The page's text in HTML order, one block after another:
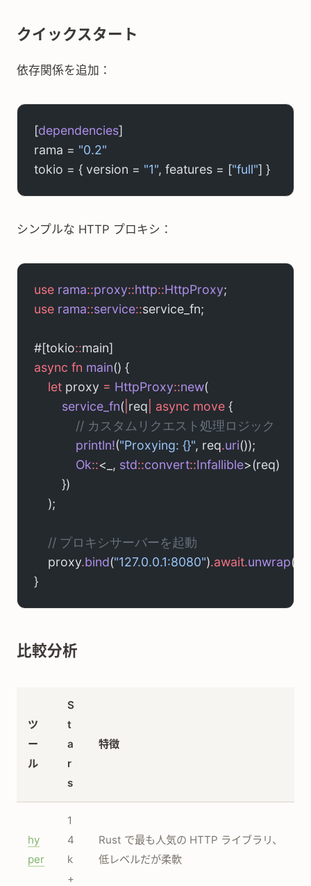
クイックスタート
依存関係を追加：
[dependencies]
rama = "0.2"
tokio = { version = "1", features = ["full"] }
シンプルな HTTP プロキシ：
use rama::proxy::http::HttpProxy;
use rama::service::service_fn;
#[tokio::main]
async fn main() {
    let
proxy = HttpProxy::new(
        service_fn
( req async move {
            // カスタムリクエスト処理ロジック
            println!
("Proxying: {}", req.uri());
            Ok
::<_, std::convert::Infallible>(req)
        })
    );
    // プロキシサーバーを起動
    proxy
.bind("127.0.0.1:8080").await.unwrap();
}
比較分析
ツ
ー
ル
S
t
a
r
s
特徴
hy
per
1
4
k
+
Rust で最も人気の HTTP ライブラリ、
低レベルだが柔軟